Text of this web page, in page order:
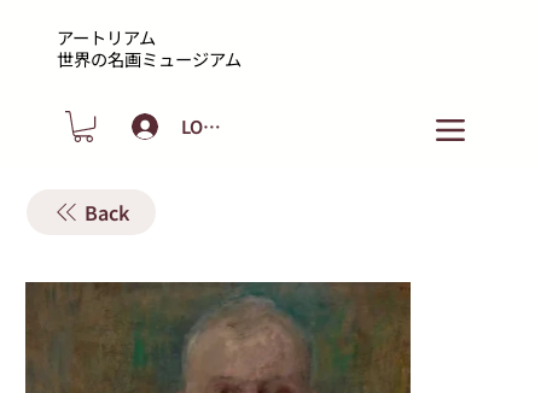
アートリアム
​世界の名画ミュージアム
LOGIN
Back